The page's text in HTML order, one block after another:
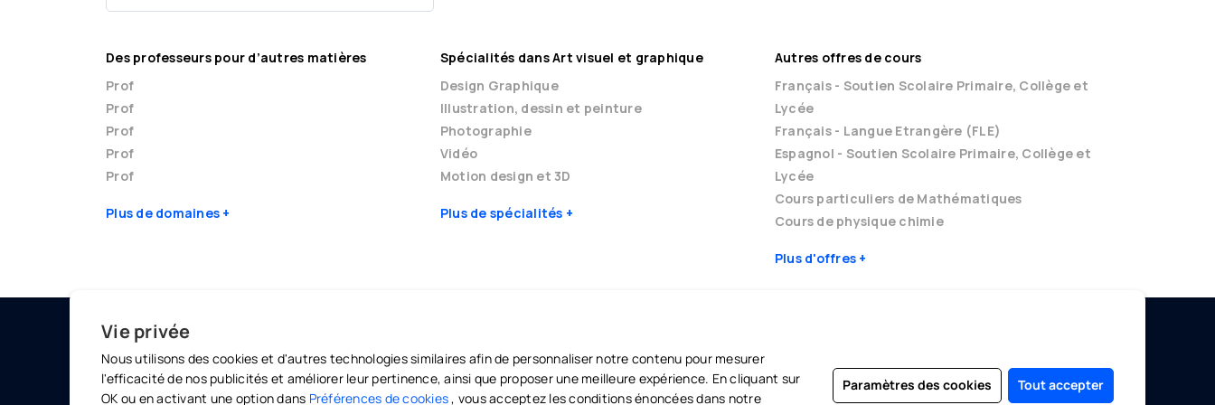
Des professeurs pour d’autres matières
Prof
Prof
Prof
Prof
Prof
Plus de domaines
Spécialités dans Art visuel et graphique
Design Graphique
Illustration, dessin et peinture
Photographie
Vidéo
Motion design et 3D
Plus de spécialités
Autres offres de cours
Français - Soutien Scolaire Primaire, Collège et
Lycée
Français - Langue Etrangère (FLE)
Espagnol - Soutien Scolaire Primaire, Collège et
Lycée
Cours particuliers de Mathématiques
Cours de physique chimie
Plus d'offres
MARKETPLACE
Professeurs particuliers
OLINOM
Offres professeurs
AIDE ET SÉCURITÉ
Centre d'aide et de support Devenir Enseignant
Vie privée
Nous utilisons des cookies et d'autres technologies similaires afin de personnaliser notre contenu pour mesurer
l'efficacité de nos publicités et améliorer leur pertinence, ainsi que proposer une meilleure expérience. En cliquant sur
OK ou en activant une option dans Préférences de cookies, vous acceptez les conditions énoncées dans notre
Paramètres des cookies Tout accepter